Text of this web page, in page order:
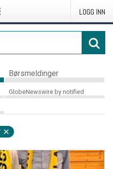
LOGG INN
Børsmeldinger
GlobeNewswire by notified